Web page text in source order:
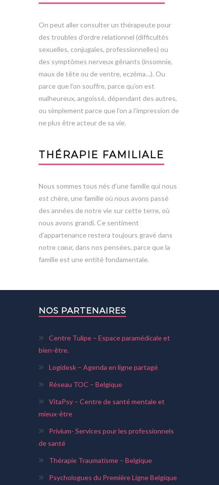
On peut aller consulter un thérapeute pour
des troubles d’ordre relationnel (difficultés
sexuelles, conjugales, professionnelles) ou
des symptômes nerveux gênants (insomnie,
maux de tête ou de ventre, eczéma…). Ou
parce que l’on souffre, parce qu’on est
malheureux, angoissé, dépendant des autres,
ou simplement parce que l’on a l’impression de
ne plus être acteur de sa vie.
THÉRAPIE FAMILIALE
Nous sommes tous nés d’une famille qui nous
est chère, une famille où nous avons passé
des années de notre vie sur cette terre, où
nous avons grandi. Ce sentiment
d’appartenance restera toujours gravé dans
notre cœur, dans nos pensées, parce que la
famille est une entité fondamentale.
NOS PARTENAIRES
Centre Tulipe – Espace paramédicale et
bien-être.
Logidesk – Agenda en ligne partagé
Réseau TOC – Belgique
VitaPsy – Centre de santé mentale et
mieux-être
Privium- Services pour les professionnels
de santé
Thérapie Traumatisme – Belgique
Psychologues du Première Ligne Belgique